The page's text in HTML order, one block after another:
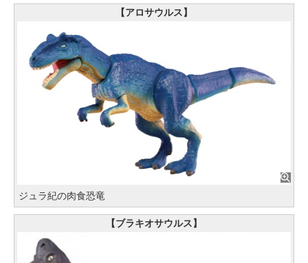
【アロサウルス】
ジュラ紀の肉食恐竜
【ブラキオサウルス】